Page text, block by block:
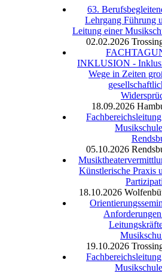
63.
Lehrgang Führung
Leitung einer
02.02.2026
INKLUSION -
Wege in Zeiten
18.09.2026
05.10.2026
Künstlerische Praxis
18.10.2026
19.10.2026